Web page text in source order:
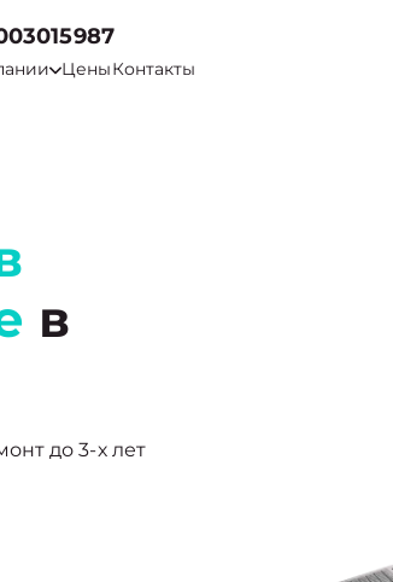
ЦеныКонтакты
в
до 3-х лет